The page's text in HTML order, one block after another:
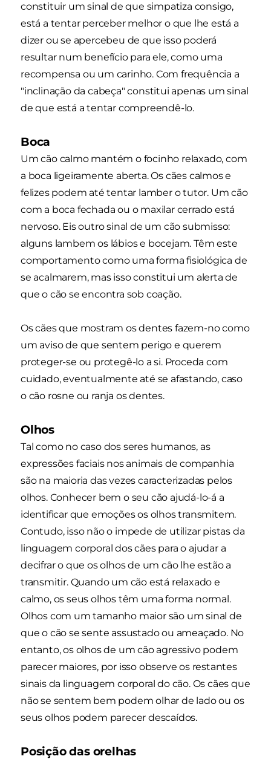
constituir um sinal de que simpatiza consigo,
está a tentar perceber melhor o que lhe está a
dizer ou se apercebeu de que isso poderá
resultar num benefício para ele, como uma
recompensa ou um carinho. Com frequência a
"inclinação da cabeça" constitui apenas um sinal
de que está a tentar compreendê-lo.
Boca
Um cão calmo mantém o focinho relaxado, com
a boca ligeiramente aberta. Os cães calmos e
felizes podem até tentar lamber o tutor. Um cão
com a boca fechada ou o maxilar cerrado está
nervoso. Eis outro sinal de um cão submisso:
alguns lambem os lábios e bocejam. Têm este
comportamento como uma forma fisiológica de
se acalmarem, mas isso constitui um alerta de
que o cão se encontra sob coação.
Os cães que mostram os dentes fazem-no como
um aviso de que sentem perigo e querem
proteger-se ou protegê-lo a si. Proceda com
cuidado, eventualmente até se afastando, caso
o cão rosne ou ranja os dentes.
Olhos
Tal como no caso dos seres humanos, as
expressões faciais nos animais de companhia
são na maioria das vezes caracterizadas pelos
olhos. Conhecer bem o seu cão ajudá-lo-á a
identificar que emoções os olhos transmitem.
Contudo, isso não o impede de utilizar pistas da
linguagem corporal dos cães para o ajudar a
decifrar o que os olhos de um cão lhe estão a
transmitir. Quando um cão está relaxado e
calmo, os seus olhos têm uma forma normal.
Olhos com um tamanho maior são um sinal de
que o cão se sente assustado ou ameaçado. No
entanto, os olhos de um cão agressivo podem
parecer maiores, por isso observe os restantes
sinais da linguagem corporal do cão. Os cães que
não se sentem bem podem olhar de lado ou os
seus olhos podem parecer descaídos.
Posição das orelhas